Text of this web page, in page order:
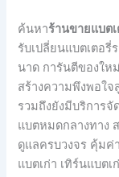
ค้นหาร้านขายแบต
รับเปลี่ยนแบตเตอ
นาด การันตีของให
สร้างความพึงพอใ
รวมถึงยังมีบริการ
แบตหมดกลางทาง
ดูแลครบวงจร คุ้มค่
แบตเก่า เทิร์นแบตเ